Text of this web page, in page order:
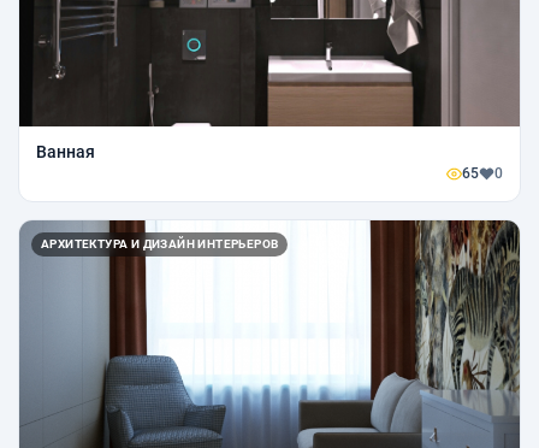
Ванная
65 0
АРХИТЕКТУРА И ДИЗАЙН ИНТЕРЬЕРОВ